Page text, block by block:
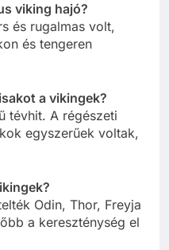
viking hajó?
és rugalmas volt,
és tengeren
a vikingek?
tévhit. A régészeti
egyszerűek voltak,
Odin, Thor, Freyja
a kereszténység el